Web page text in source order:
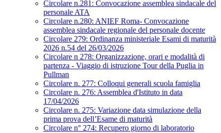
Circolare n.281: Convocazione assemblea sindacale del
personale ATA
Circolare n.280: ANIEF Roma- Convocazione
assemblea sindacale regionale del personale docente
Circolare 279: Ordinanza ministeriale Esami di maturità
2026 n.54 del 26/03/2026
Circolare n 278: Organizzazione, orari e modalità di
partenza - Viaggio di istruzione Tour della Puglia in
Pullman
Circolare n. 277: Colloqui generali scuola famiglia
Circolare n. 276: Assemblea d'Istituto in data
17/04/2026
Circolare n. 275: Variazione data simulazione della
prima prova dell’Esame di maturità
Circolare n° 274: Recupero giorno di laboratorio